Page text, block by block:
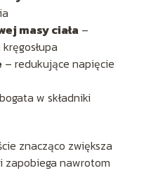
masy ciała –
– redukujące napięcie
w składniki
znacząco zwiększa
zapobiega nawrotom